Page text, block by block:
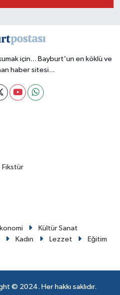
için... Bayburt'un en köklü ve
haber sitesi...
Fikstür
Kültür Sanat
Kadın Lezzet Eğitim
© 2024. Her hakkı saklıdır.